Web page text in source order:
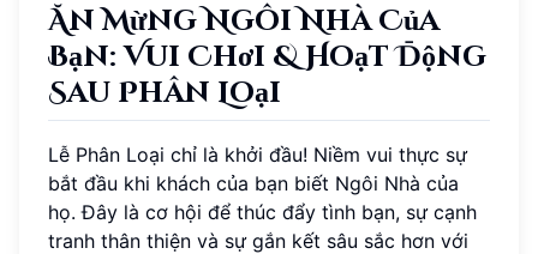
Ăn Mừng Ngôi Nhà Của
Bạn: Vui Chơi & Hoạt Động
Sau Phân Loại
Lễ Phân Loại chỉ là khởi đầu! Niềm vui thực sự
bắt đầu khi khách của bạn biết Ngôi Nhà của
họ. Đây là cơ hội để thúc đẩy tình bạn, sự cạnh
tranh thân thiện và sự gắn kết sâu sắc hơn với